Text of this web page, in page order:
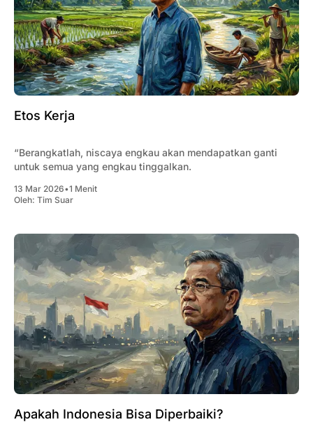
Etos Kerja
“Berangkatlah, niscaya engkau akan mendapatkan ganti
untuk semua yang engkau tinggalkan.
13 Mar 2026•1 Menit
Oleh: Tim Suar
Apakah Indonesia Bisa Diperbaiki?